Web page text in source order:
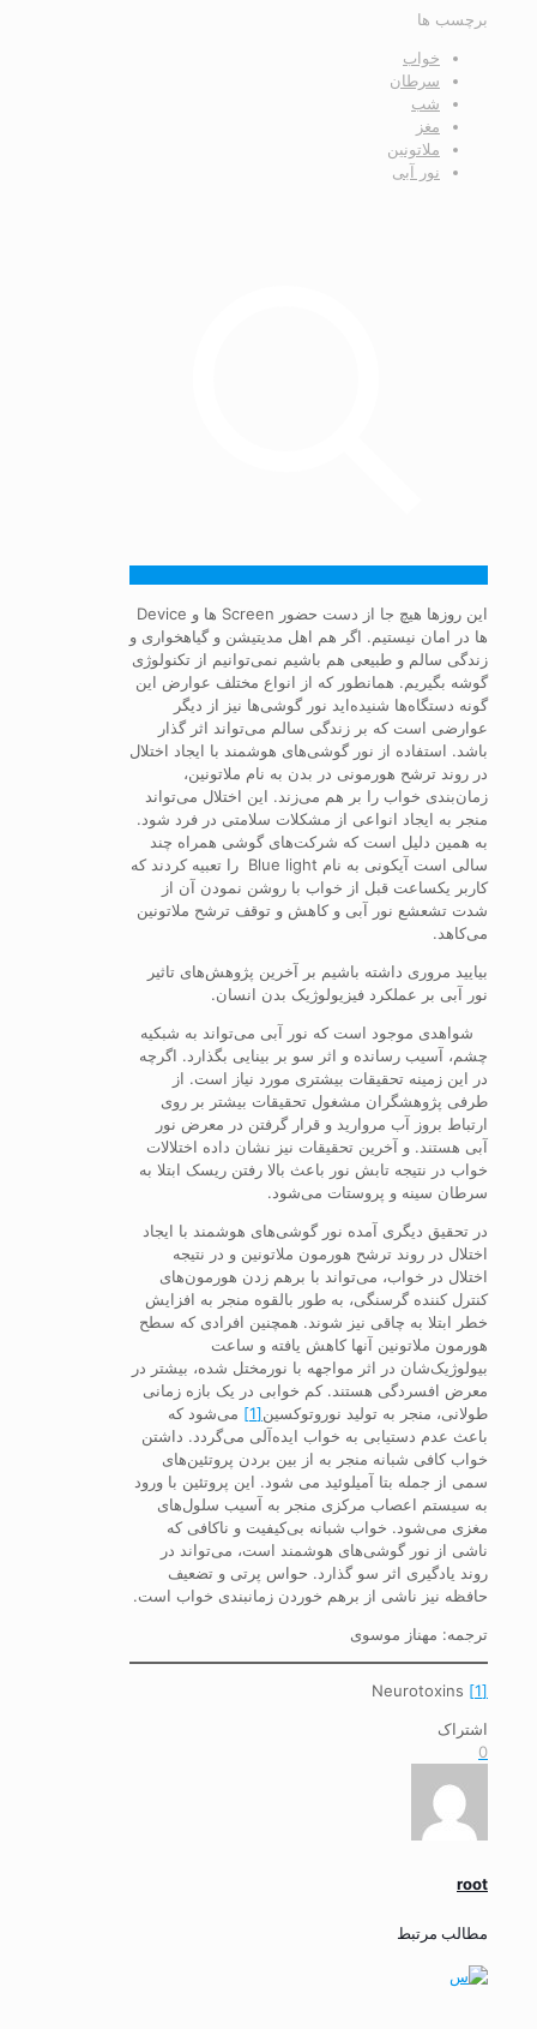
برچسب ها
خواب
سرطان
شب
مغز
ملاتونین
نور آبی
این روزها هیچ جا از دست حضور Screen ‌ها و Device
‌ها در امان نیستیم. اگر هم اهل مدیتیشن و گیاهخواری و
زندگی سالم و طبیعی هم باشیم نمی‌توانیم از تکنولوژی
گوشه بگیریم. همانطور که از انواع مختلف عوارض این
گونه دستگاه‌ها شنیده‌اید نور گوشی‌ها نیز از دیگر
عوارضی است که بر زندگی سالم می‌تواند اثر گذار
باشد. استفاده از نور گوشی‌های هوشمند با ایجاد اختلال
در روند ترشح هورمونی در بدن به نام ملاتونین،
زمان‌بندی خواب را بر هم می‌زند. این اختلال می‌تواند
منجر به ایجاد انواعی از مشکلات سلامتی در فرد شود.
به همین دلیل است که شرکت‌های گوشی همراه چند
سالی است آیکونی به نام Blue light را تعبیه کردند که
کاربر یکساعت قبل از خواب با روشن نمودن آن از
شدت تشعشع نور آبی و کاهش و توقف ترشح ملاتونین
می‌کاهد.
بیایید مروری داشته باشیم بر آخرین پژوهش‌های تاثیر
نور آبی بر عملکرد فیزیولوژیک بدن انسان.
شواهدی موجود است که نور آبی می‌تواند به شبکیه
چشم، آسیب رسانده و اثر سو بر بینایی بگذارد. اگرچه
در این زمینه تحقیقات بیشتری مورد نیاز است. از
طرفی پژوهشگران مشغول تحقیقات بیشتر بر روی
ارتباط بروز آب مروارید و قرار گرفتن در معرض نور
آبی هستند. و آخرین تحقیقات نیز نشان داده اختلالات
خواب در نتیجه تابش نور باعث بالا رفتن ریسک ابتلا به
سرطان سینه و پروستات می‌شود.
در تحقیق دیگری آمده نور گوشی‌های هوشمند با ایجاد
اختلال در روند ترشح هورمون ملاتونین و در نتیجه
اختلال در خواب، می‌تواند با برهم زدن هورمون‌های
کنترل کننده گرسنگی، به طور بالقوه منجر به افزایش
خطر ابتلا به چاقی نیز شوند. همچنین افرادی که سطح
هورمون ملاتونین آنها کاهش یافته و ساعت
بیولوژیک‌شان در اثر مواجهه با نورمختل شده، بیشتر در
معرض افسردگی هستند. کم خوابی در یک بازه زمانی
طولانی، منجر به تولید نوروتوکسین[1]
می‌شود که
باعث عدم دستیابی به خواب ایده‌آلی می‌گردد. داشتن
خواب کافی شبانه منجر به از بین بردن پروتئین‎‌های
سمی از جمله بتا آمیلوئید می شود. این پروتئین با ورود
به سیستم اعصاب مرکزی منجر به آسیب سلول‌های
مغزی می‌شود. خواب شبانه بی‌کیفیت و ناکافی که
ناشی از نور گوشی‌های هوشمند است، می‌تواند در
روند یادگیری اثر سو گذارد. حواس پرتی و تضعیف
حافظه نیز ناشی از برهم خوردن زمانبندی خواب است.
ترجمه: مهناز موسوی
[1]
اشتراک
0
root
مطالب مرتبط